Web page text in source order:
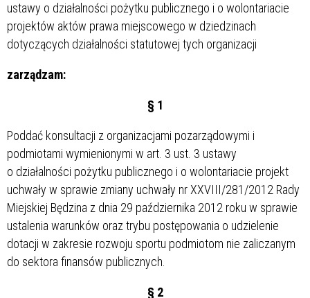
ustawy o działalności pożytku publicznego i o wolontariacie
projektów aktów prawa miejscowego w dziedzinach
dotyczących działalności statutowej tych organizacji
zarządzam:
§ 1
Poddać konsultacji z organizacjami pozarządowymi i
podmiotami wymienionymi w art. 3 ust. 3 ustawy
o działalności pożytku publicznego i o wolontariacie projekt
uchwały w sprawie zmiany uchwały nr XXVIII/281/2012 Rady
Miejskiej Będzina z dnia 29 października 2012 roku w sprawie
ustalenia warunków oraz trybu postępowania o udzielenie
dotacji w zakresie rozwoju sportu podmiotom nie zaliczanym
do sektora finansów publicznych.
§ 2